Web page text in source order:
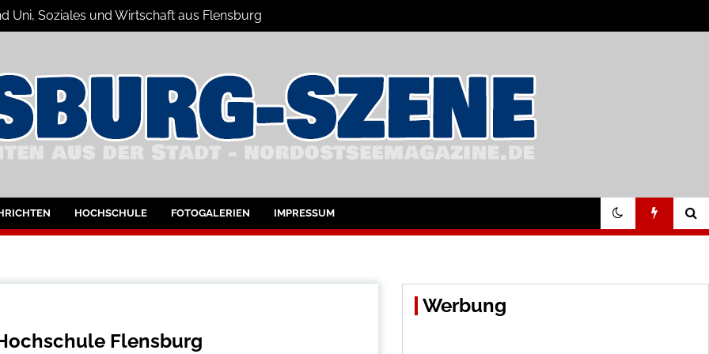
Uni, Soziales und Wirtschaft aus Flensburg
HOCHSCHULE FOTOGALERIEN IMPRESSUM
Flensburg
Werbung